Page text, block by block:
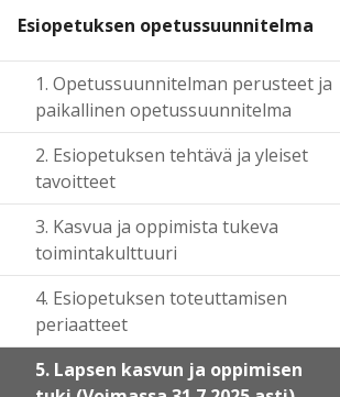
Esiopetuksen opetussuunnitelma
1. Opetussuunnitelman perusteet ja
paikallinen opetussuunnitelma
2. Esiopetuksen tehtävä ja yleiset
tavoitteet
3. Kasvua ja oppimista tukeva
toimintakulttuuri
4. Esiopetuksen toteuttamisen
periaatteet
5. Lapsen kasvun ja oppimisen